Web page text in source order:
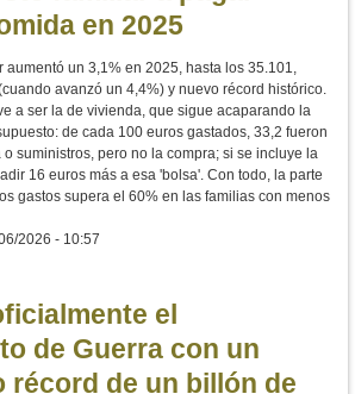
en 2025
aumentó un 3,1% en 2025, hasta los 35.101,
avanzó un 4,4%) y nuevo récord histórico.
a ser la de vivienda, que sigue acaparando la
de cada 100 euros gastados, 33,2 fueron
suministros, pero no la compra; si se incluye la
16 euros más a esa 'bolsa'. Con todo, la parte
gastos supera el 60% en las familias con menos
2026 - 10:57
el
de Guerra con un
récord de un billón de